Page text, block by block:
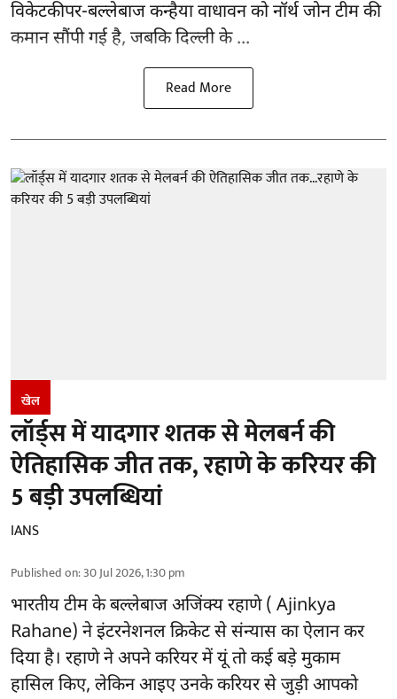
विकेटकीपर-बल्लेबाज कन्हैया वाधावन को नॉर्थ जोन टीम की
कमान सौंपी गई है, जबकि दिल्ली के ...
Read More
खेल
लॉर्ड्स में यादगार शतक से मेलबर्न की
ऐतिहासिक जीत तक, रहाणे के करियर की
5 बड़ी उपलब्धियां
IANS
Published on:30 Jul 2026, 1:30 pm
भारतीय टीम के बल्लेबाजअजिंक्य रहाणे ( Ajinkya
Rahane) ने इंटरनेशनल क्रिकेट से संन्यास का ऐलान कर
दिया है। रहाणे ने अपने करियर में यूं तो कई बड़े मुकाम
हासिल किए, लेकिन आइए उनके करियर से जुड़ी आपको